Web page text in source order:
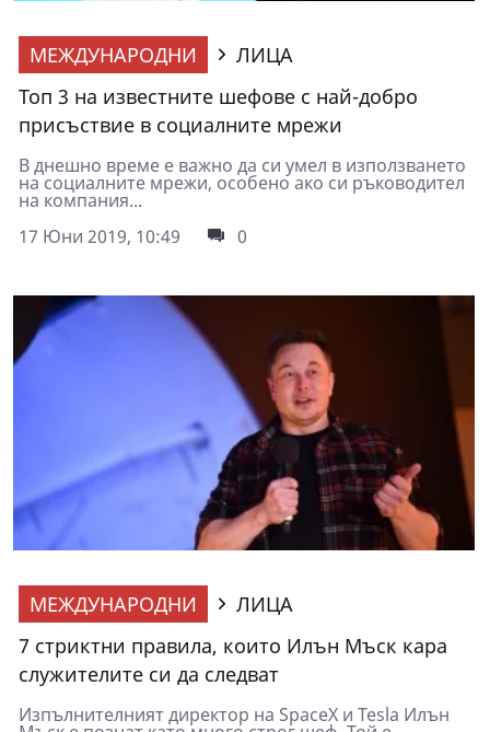
МЕЖДУНАРОДНИ
ЛИЦА
Топ 3 на известните шефове с най-добро
присъствие в социалните мрежи
В днешно време е важно да си умел в използването
на социалните мрежи, особено ако си ръководител
на компания...
17 Юни 2019, 10:49
0
МЕЖДУНАРОДНИ
ЛИЦА
7 стриктни правила, които Илън Мъск кара
служителите си да следват
Изпълнителният директор на SpaceX и Tesla Илън